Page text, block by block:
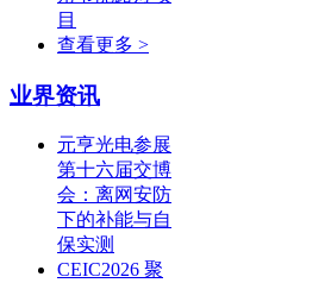
目
查看更多 >
业界资讯
元亨光电参展
第十六届交博
会：离网安防
下的补能与自
保实测
CEIC2026 聚